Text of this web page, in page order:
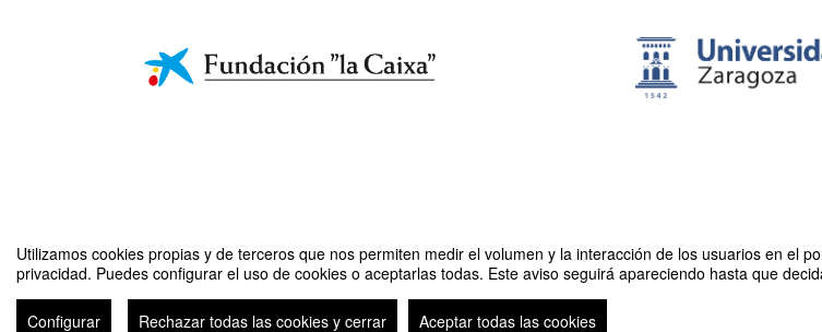
Utilizamos cookies propias y de terceros que nos permiten medir el volumen y la interacción de los usuarios en el
privacidad. Puedes configurar el uso de cookies o aceptarlas todas. Este aviso seguirá apareciendo hasta que
Configurar Rechazar todas las cookies y cerrar Aceptar todas las cookies
Deporte y salud "+55" 22-23 1C Huesca